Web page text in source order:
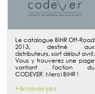
Le catalogue BIHR Off-Road
2013, destiné aux
distributeurs, sort début avril.
Vous y trouverez une page
vantant l'action du
CODEVER. Merci BIHR !
+ En savoir plus